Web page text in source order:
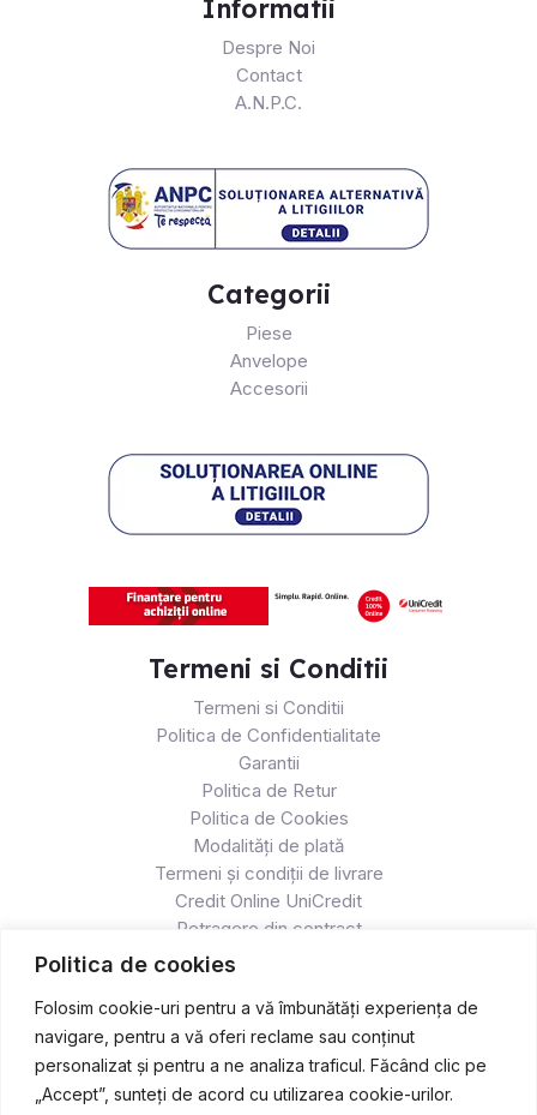
Politica de cookies
Folosim cookie-uri pentru a vă îmbunătăți experiența de
navigare, pentru a vă oferi reclame sau conținut
personalizat și pentru a ne analiza traficul. Făcând clic pe
„Accept”, sunteți de acord cu utilizarea cookie-urilor.
Informatii
Despre Noi
Contact
A.N.P.C.
Categorii
Piese
Anvelope
Accesorii
Termeni si Conditii
Termeni si Conditii
Politica de Confidentialitate
Garantii
Politica de Retur
Politica de Cookies
Modalități de plată
Termeni și condiții de livrare
Credit Online UniCredit
Retragere din contract